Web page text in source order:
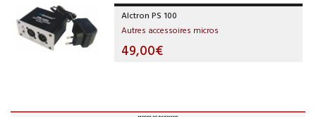
Alctron PS 100
Autres accessoires micros
49,00€